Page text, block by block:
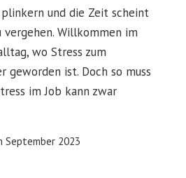
und die Zeit scheint
vergehen. Willkommen im
wo Stress zum
geworden ist. Doch so muss
im Job kann zwar
September 2023